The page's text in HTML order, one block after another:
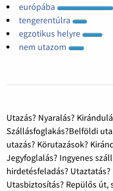
európába
tengerentúlra
egzotikus helyre
nem utazom
Utazás? Nyaralás?
Szállásfoglakás?Belföldi
utazás? Körutazások?
Jegyfoglalás? Ingyenes
hirdetésfeladás?
Utasbiztosítás? Repülős